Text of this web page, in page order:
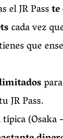
el JR Pass
cada vez
que
JR Pass.
(Osaka